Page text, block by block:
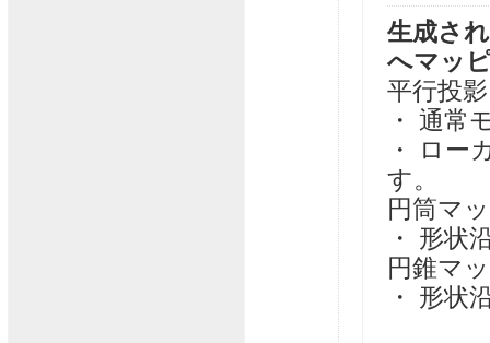
生成さ
へマッ
平行投
・ 通常
・ ロー
す。
円筒マ
・ 形状
円錐マ
・ 形状